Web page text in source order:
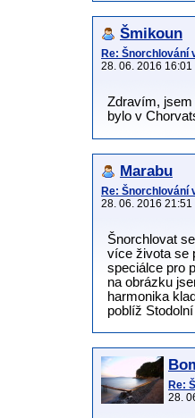
Šmikoun
Re: Šnorchlování
28. 06. 2016 16:01
Zdravím, jsem
bylo v
Marabu
Re: Šnorchlování
28. 06. 2016 21:51
Šnorchlovat
více života se
speciálce pro
na obrázku
harmonika
poblíž
Re:
28.